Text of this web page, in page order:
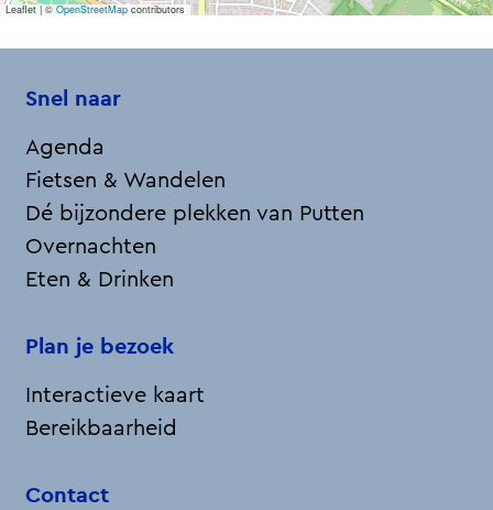
Leaflet|©OpenStreetMap contributors
Snel naar
Agenda
Fietsen & Wandelen
Dé bijzondere plekken van Putten
Overnachten
Eten & Drinken
Plan je bezoek
Interactieve kaart
Bereikbaarheid
Contact